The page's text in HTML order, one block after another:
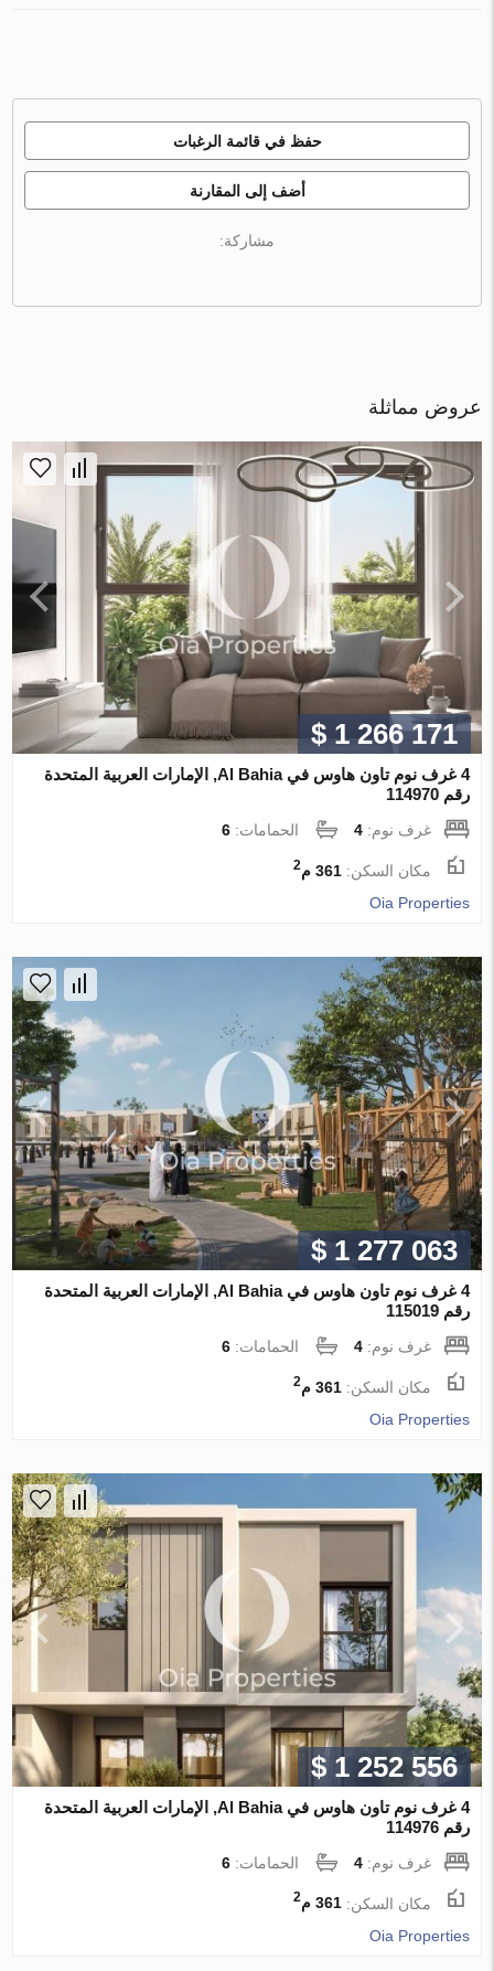
حفظ في قائمة الرغبات
أضف إلى المقارنة
مشاركة:
عروض مماثلة
$ 1 266 171
4 غرف نوم تاون هاوس في Al Bahia, الإمارات العربية المتحدة
رقم 114970
غرف نوم:4 الحمامات:6
مكان السكن:361 م 2
Oia Properties
$ 1 277 063
4 غرف نوم تاون هاوس في Al Bahia, الإمارات العربية المتحدة
رقم 115019
غرف نوم:4 الحمامات:6
مكان السكن:361 م 2
Oia Properties
$ 1 252 556
4 غرف نوم تاون هاوس في Al Bahia, الإمارات العربية المتحدة
رقم 114976
غرف نوم:4 الحمامات:6
مكان السكن:361 م 2
Oia Properties